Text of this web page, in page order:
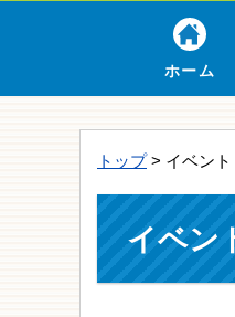
ホーム
トップ> イベント
イベン